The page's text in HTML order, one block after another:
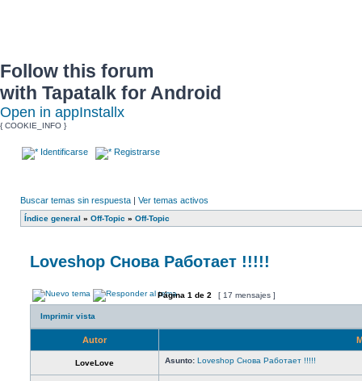
Follow this forum
with Tapatalk for Android
Open in appInstall x
{ COOKIE_INFO }
Identificarse Registrarse
Buscar temas sin respuesta | Ver temas activos
Índice general » Off-Topic » Off-Topic
Loveshop Снова Работает !!!!!
Página 1 de 2 [ 17 mensajes ]
Imprimir vista
Autor
LoveLove Asunto: Loveshop Снова Работает !!!!!